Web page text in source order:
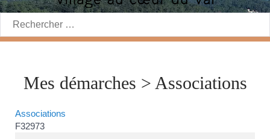
Rechercher:
Mes démarches > Associations
Associations
F32973